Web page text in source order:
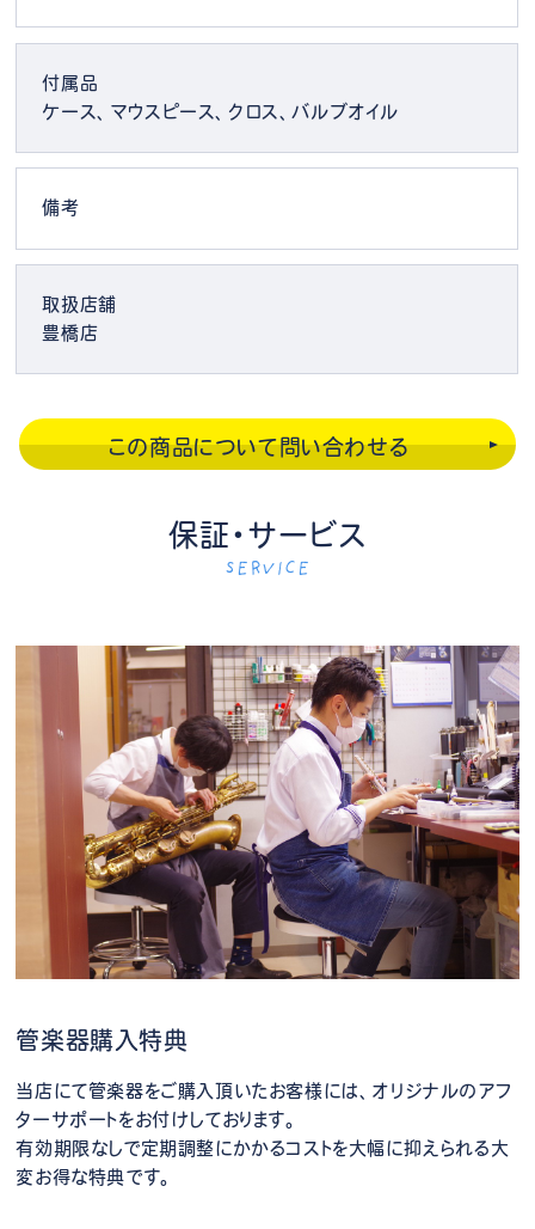
付属品
ケース、マウスピース、クロス、バルブオイル
備考
取扱店舗
豊橋店
この商品について問い合わせる
保証・サービス
SERVICE
管楽器購入特典
当店にて管楽器をご購入頂いたお客様には、オリジナルのアフ
ターサポートをお付けしております。
有効期限なしで定期調整にかかるコストを大幅に抑えられる大
変お得な特典です。